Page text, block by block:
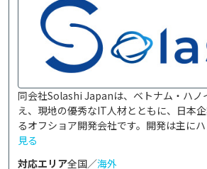
同会社Solashi Japanは、ベトナム・ハノ
え、現地の優秀なIT人材とともに、日本
るオフショア開発会社です。開発は主に
見る
対応エリア全国／海外